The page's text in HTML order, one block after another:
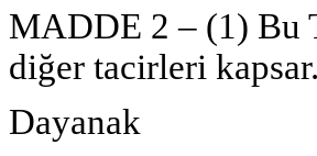
MADDE 2 – (1) Bu
diğer tacirleri kapsar.
Dayanak